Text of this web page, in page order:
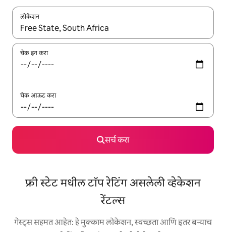
लोकेशन
जेव्हा परिणाम उपलब्ध असतील, तेव्हा वरच्या आणि खाली बाणांच्या किजसह
चेक इन करा
चेक आऊट करा
सर्च करा
फ्री स्टेट मधील टॉप रेटिंग असलेली व्हेकेशन
रेंटल्स
गेस्ट्स सहमत आहेत: हे मुक्काम लोकेशन, स्वच्छता आणि इतर बऱ्याच